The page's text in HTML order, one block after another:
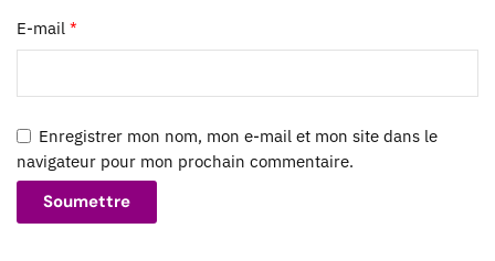
E-mail *
Enregistrer mon nom, mon e-mail et mon site dans le
navigateur pour mon prochain commentaire.